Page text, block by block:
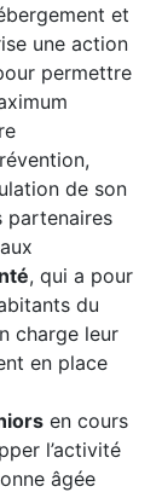
et
une action
permettre
de son
partenaires
, qui a pour
du
charge leur
en place
en cours
l’activité
âgée